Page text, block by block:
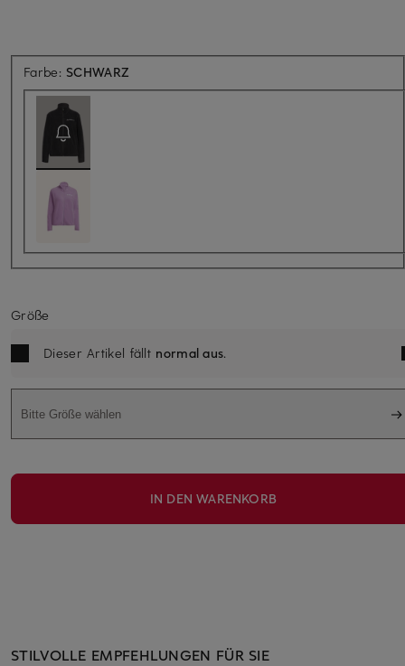
Farbe: SCHWARZ
Größe
Dieser Artikel fällt normal aus.
Bitte Größe wählen
IN DEN WARENKORB
STILVOLLE EMPFEHLUNGEN FÜR SIE